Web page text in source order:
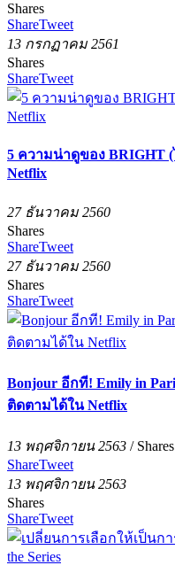
Shares
ShareTweet
13 กรกฏาคม 2561
Shares
ShareTweet
5 ความน่าดูของ BRIGHT
Netflix
27 ธันวาคม 2560
Shares
ShareTweet
27 ธันวาคม 2560
Shares
ShareTweet
Bonjour อีกที! Emily in
ติดตามได้ใน Netflix
13 พฤศจิกายน 2563 / Shares
ShareTweet
13 พฤศจิกายน 2563
Shares
ShareTweet